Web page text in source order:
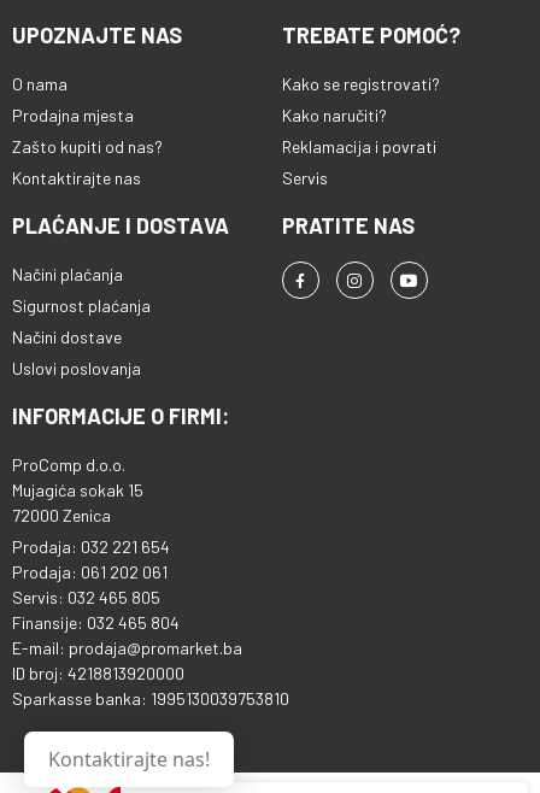
UPOZNAJTE NAS
O nama
Prodajna mjesta
Zašto kupiti od nas?
Kontaktirajte nas
TREBATE POMOĆ?
Kako se registrovati?
Kako naručiti?
Reklamacija i povrati
Servis
PLAĆANJE I DOSTAVA
Načini plaćanja
Sigurnost plaćanja
Načini dostave
Uslovi poslovanja
PRATITE NAS
INFORMACIJE O FIRMI:
ProComp d.o.o.
Mujagića sokak 15
72000 Zenica
Prodaja: 032 221 654
Prodaja: 061 202 061
Servis: 032 465 805
Finansije: 032 465 804
E-mail: prodaja@promarket.ba
ID broj: 4218813920000
Sparkasse banka: 1995130039753810
Kontaktirajte nas!